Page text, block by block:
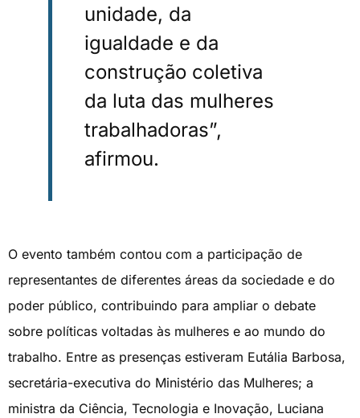
unidade, da
igualdade e da
construção coletiva
da luta das mulheres
trabalhadoras”,
afirmou.
O evento também contou com a participação de
representantes de diferentes áreas da sociedade e do
poder público, contribuindo para ampliar o debate
sobre políticas voltadas às mulheres e ao mundo do
trabalho. Entre as presenças estiveram Eutália Barbosa,
secretária-executiva do Ministério das Mulheres; a
ministra da Ciência, Tecnologia e Inovação, Luciana